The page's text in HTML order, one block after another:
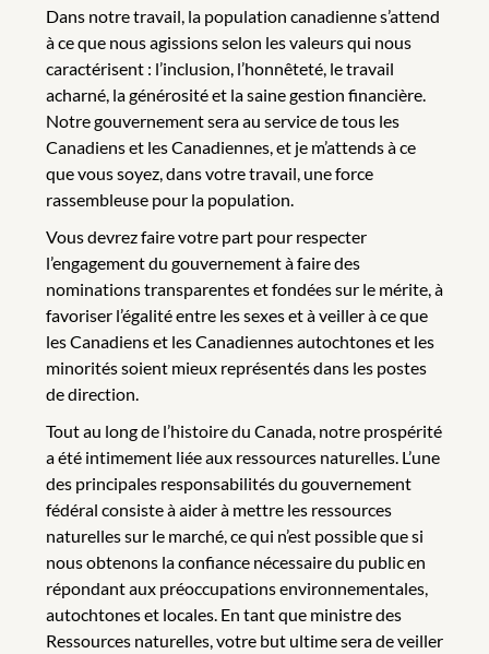
Dans notre travail, la population canadienne s’attend
à ce que nous agissions selon les valeurs qui nous
caractérisent : l’inclusion, l’honnêteté, le travail
acharné, la générosité et la saine gestion financière.
Notre gouvernement sera au service de tous les
Canadiens et les Canadiennes, et je m’attends à ce
que vous soyez, dans votre travail, une force
rassembleuse pour la population.
Vous devrez faire votre part pour respecter
l’engagement du gouvernement à faire des
nominations transparentes et fondées sur le mérite, à
favoriser l’égalité entre les sexes et à veiller à ce que
les Canadiens et les Canadiennes autochtones et les
minorités soient mieux représentés dans les postes
de direction.
Tout au long de l’histoire du Canada, notre prospérité
a été intimement liée aux ressources naturelles. L’une
des principales responsabilités du gouvernement
fédéral consiste à aider à mettre les ressources
naturelles sur le marché, ce qui n’est possible que si
nous obtenons la confiance nécessaire du public en
répondant aux préoccupations environnementales,
autochtones et locales. En tant que ministre des
Ressources naturelles, votre but ultime sera de veiller